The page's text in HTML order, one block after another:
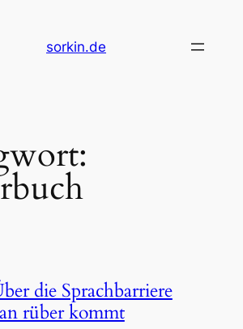
sorkin.de
die Sprachbarriere
rüber kommt